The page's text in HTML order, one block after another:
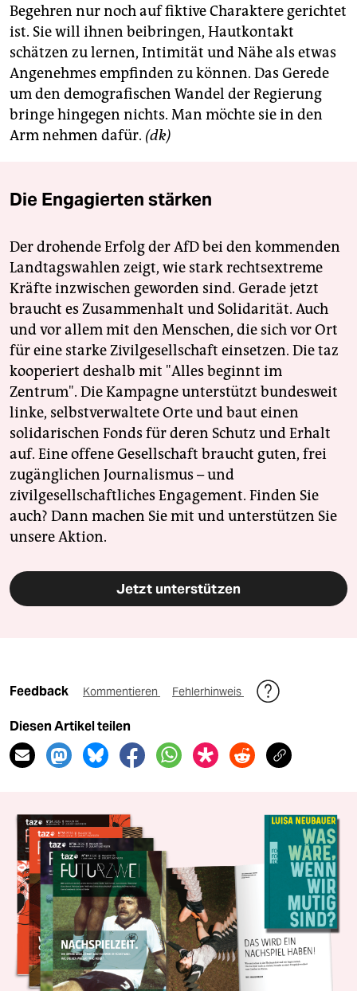
Begehren nur noch auf fiktive Charaktere gerichtet
ist. Sie will ihnen beibringen, Hautkontakt
schätzen zu lernen, Intimität und Nähe als etwas
Angenehmes empfinden zu können. Das Gerede
um den demografischen Wandel der Regierung
bringe hingegen nichts. Man möchte sie in den
Arm nehmen dafür. (dk)
Die Engagierten stärken
Der drohende Erfolg der AfD bei den kommenden
Landtagswahlen zeigt, wie stark rechtsextreme
Kräfte inzwischen geworden sind. Gerade jetzt
braucht es Zusammenhalt und Solidarität. Auch
und vor allem mit den Menschen, die sich vor Ort
für eine starke Zivilgesellschaft einsetzen. Die taz
kooperiert deshalb mit "Alles beginnt im
Zentrum". Die Kampagne unterstützt bundesweit
linke, selbstverwaltete Orte und baut einen
solidarischen Fonds für deren Schutz und Erhalt
auf. Eine offene Gesellschaft braucht guten, frei
zugänglichen Journalismus – und
zivilgesellschaftliches Engagement. Finden Sie
auch? Dann machen Sie mit und unterstützen Sie
unsere Aktion.
Jetzt unterstützen
Feedback Kommentieren Fehlerhinweis
Diesen Artikel teilen